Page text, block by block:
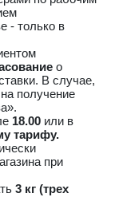
- только в
о
В случае,
получение
18.00 или в
тарифу.
при
3 кг (трех